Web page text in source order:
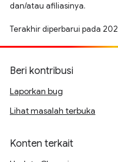
dan/atau afiliasinya.
Terakhir diperbarui pada
Beri kontribusi
Laporkan bug
Lihat masalah terbuka
Konten terkait